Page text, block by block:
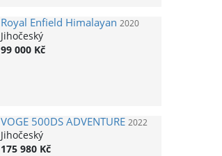
Royal Enfield Himalayan 2020
Jihočeský
99 000 Kč
VOGE 500DS ADVENTURE 2022
Jihočeský
175 980 Kč